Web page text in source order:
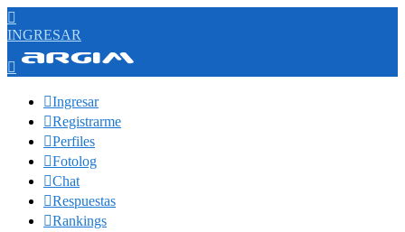

INGRESAR

Ingresar
Registrarme
Perfiles
Fotolog
Chat
Respuestas
Rankings